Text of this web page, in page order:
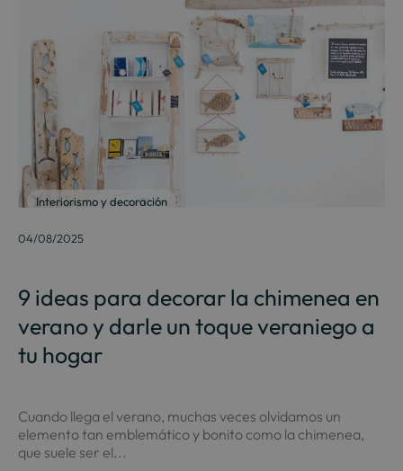
Interiorismo y decoración
04/08/2025
9 ideas para decorar la chimenea en
verano y darle un toque veraniego a
tu hogar
Cuando llega el verano, muchas veces olvidamos un
elemento tan emblemático y bonito como la chimenea,
que suele ser el...